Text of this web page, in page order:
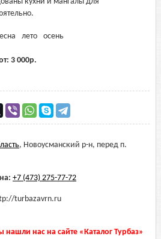
лето осень
3 000р.
, Новоусманский р-н, перед п.
+7 (473) 275-77-72
turbazavrn.ru
нашли нас на сайте «Каталог Турбаз»